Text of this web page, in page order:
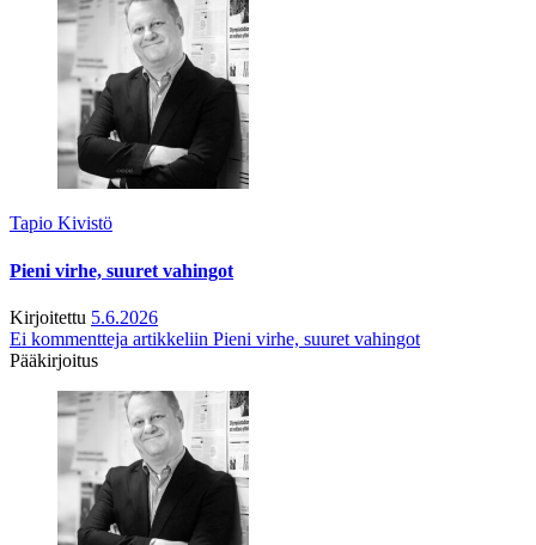
Tapio Kivistö
Pieni virhe, suuret vahingot
Kirjoitettu 5.6.2026
Ei kommentteja artikkeliin Pieni virhe, suuret vahingot
Pääkirjoitus